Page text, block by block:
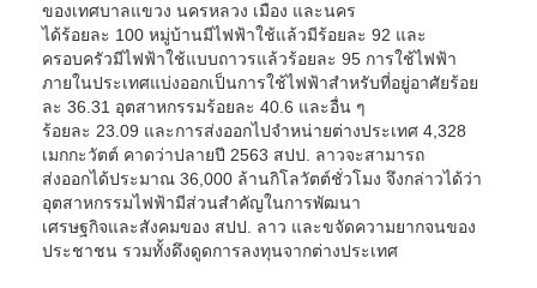
ของเทศบาลแขวง นครหลวง เมือง และนคร
ได้ร้อยละ 100 หมู่บ้านมีไฟฟ้าใช้แล้วมีร้อยละ 92 และ
ครอบครัวมีไฟฟ้าใช้แบบถาวรแล้วร้อยละ 95 การใช้ไฟฟ้า
ภายในประเทศแบ่งออกเป็นการใช้ไฟฟ้าสำหรับที่อยู่อาศัยร้อย
ละ 36.31 อุตสาหกรรมร้อยละ 40.6 และอื่น ๆ
ร้อยละ 23.09 และการส่งออกไปจำหน่ายต่างประเทศ 4,328
เมกกะวัตต์ คาดว่าปลายปี 2563 สปป. ลาวจะสามารถ
ส่งออกได้ประมาณ 36,000 ล้านกิโลวัตต์ชั่วโมง จึงกล่าวได้ว่า
อุตสาหกรรมไฟฟ้ามีส่วนสำคัญในการพัฒนา
เศรษฐกิจและสังคมของ สปป. ลาว และขจัดความยากจนของ
ประชาชน รวมทั้งดึงดูดการลงทุนจากต่างประเทศ